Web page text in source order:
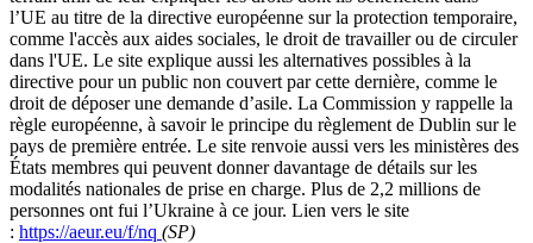
l’UE au titre de la directive européenne sur la protection temporaire,
comme l'accès aux aides sociales, le droit de travailler ou de circuler
dans l'UE. Le site explique aussi les alternatives possibles à la
directive pour un public non couvert par cette dernière, comme le
droit de déposer une demande d’asile. La Commission y rappelle la
règle européenne, à savoir le principe du règlement de Dublin sur le
pays de première entrée. Le site renvoie aussi vers les ministères des
États membres qui peuvent donner davantage de détails sur les
modalités nationales de prise en charge. Plus de 2,2 millions de
personnes ont fui l’Ukraine à ce jour. Lien vers le site
: https://aeur.eu/f/nq (SP)